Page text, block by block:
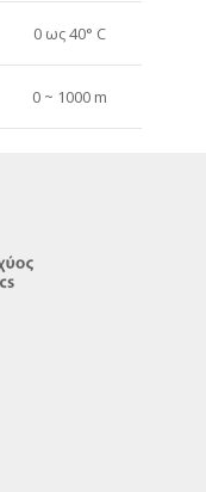
0 ως 40° C
0 ~ 1000 m